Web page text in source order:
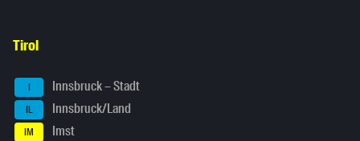
Tirol
I Innsbruck – Stadt
IL Innsbruck/Land
IM Imst